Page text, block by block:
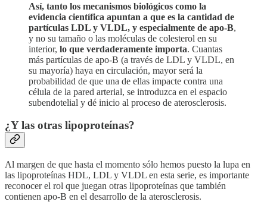
Así, tanto los mecanismos biológicos como la
evidencia científica apuntan a que es la cantidad de
partículas LDL y VLDL, y especialmente de apo-B,
y no su tamaño o las moléculas de colesterol en su
interior, lo que verdaderamente importa. Cuantas
más partículas de apo-B (a través de LDL y VLDL, en
su mayoría) haya en circulación, mayor será la
probabilidad de que una de ellas impacte contra una
célula de la pared arterial, se introduzca en el espacio
subendotelial y dé inicio al proceso de aterosclerosis.
¿Y las otras lipoproteínas?
Al margen de que hasta el momento sólo hemos puesto la lupa en
las lipoproteínas HDL, LDL y VLDL en esta serie, es importante
reconocer el rol que juegan otras lipoproteínas que también
contienen apo-B en el desarrollo de la aterosclerosis.